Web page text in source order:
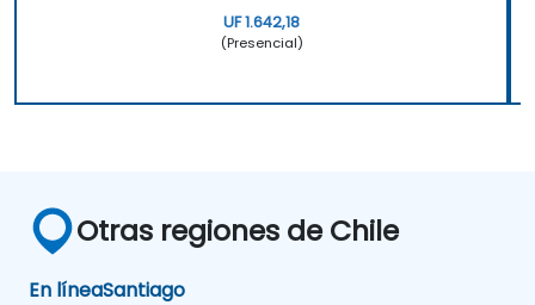
UF 1.642,18
(Presencial)
Otras regiones de Chile
En líneaSantiago